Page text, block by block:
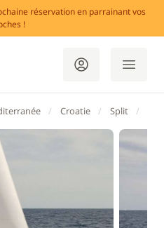
réservation en parrainant vos
!
Croatie Split